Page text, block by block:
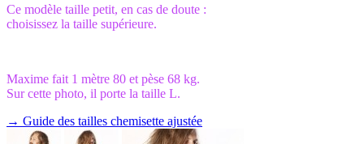
Ce modèle taille petit, en cas de doute :
choisissez la taille supérieure.
Maxime fait 1 mètre 80 et pèse 68 kg.
Sur cette photo, il porte la taille L.
→ Guide des tailles chemisette ajustée